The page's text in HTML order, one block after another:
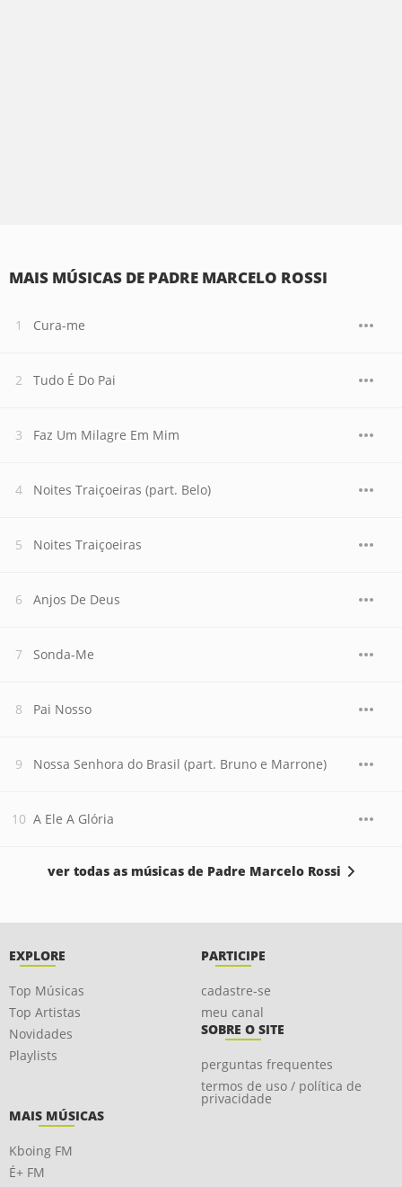
MAIS MÚSICAS DE PADRE MARCELO ROSSI
Cura-me
Tudo É Do Pai
Faz Um Milagre Em Mim
Noites Traiçoeiras (part. Belo)
Noites Traiçoeiras
Anjos De Deus
Sonda-Me
Pai Nosso
Nossa Senhora do Brasil (part. Bruno e Marrone)
A Ele A Glória
ver todas as músicas de Padre Marcelo Rossi
EXPLORE
Top Músicas
Top Artistas
Novidades
Playlists
PARTICIPE
cadastre-se
meu canal
SOBRE O SITE
perguntas frequentes
termos de uso / política de
privacidade
MAIS MÚSICAS
Kboing FM
É+ FM